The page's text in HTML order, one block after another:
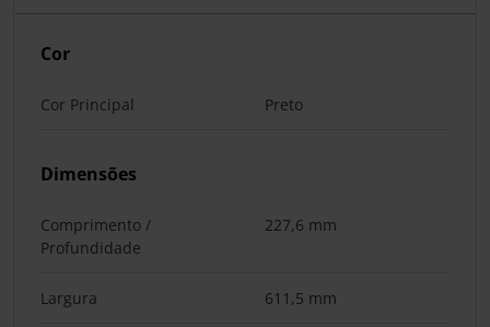
Cor
Cor Principal Preto
Dimensões
Comprimento /
Profundidade
227,6 mm
Largura 611,5 mm